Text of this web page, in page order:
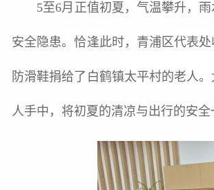
5至6月正值初夏，气温攀升，雨
安全隐患。恰逢此时，青浦区代表
防滑鞋捐给了白鹤镇太平村的老人
人手中，将初夏的清凉与出行的安